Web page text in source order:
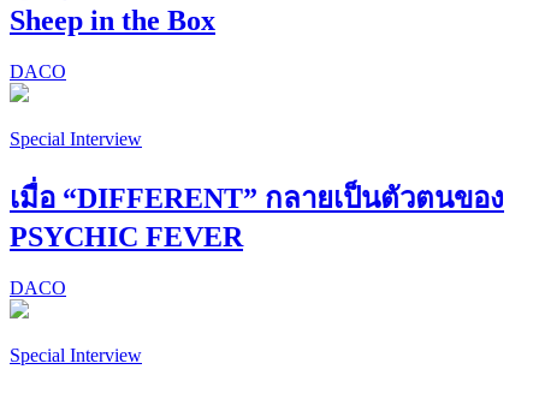
Sheep in the Box
DACO
Special Interview
เมื่อ “DIFFERENT” กลายเป็นตัวตนของ
PSYCHIC FEVER
DACO
Special Interview